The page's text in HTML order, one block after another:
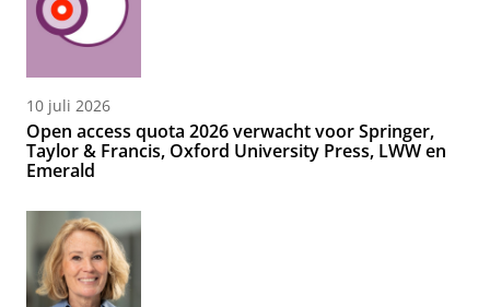
10 juli 2026
Open access quota 2026 verwacht voor Springer,
Taylor & Francis, Oxford University Press, LWW en
Emerald